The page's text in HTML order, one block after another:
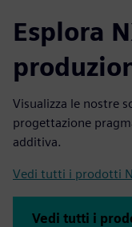
Esplora
Visualizza le nostre
progettazione
additiva.
Vedi tutti i prodotti
Vedi tutti i